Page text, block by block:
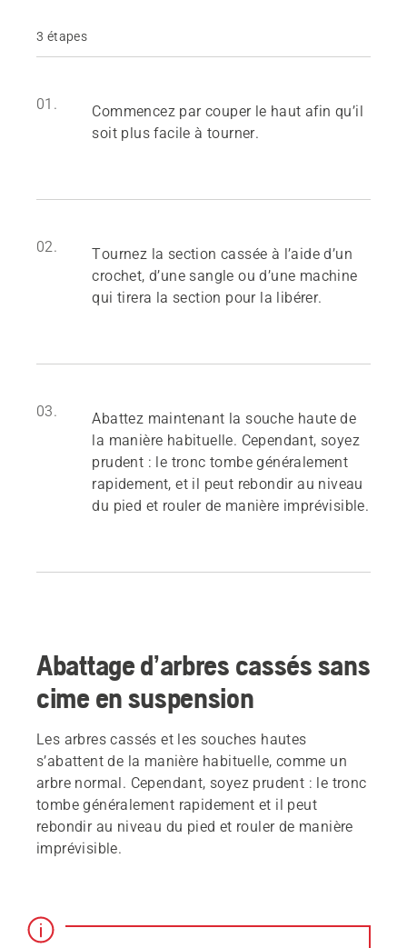
3 étapes
01.
Commencez par couper le haut afin qu’il
soit plus facile à tourner.
02.
Tournez la section cassée à l’aide d’un
crochet, d’une sangle ou d’une machine
qui tirera la section pour la libérer.
03.
Abattez maintenant la souche haute de
la manière habituelle. Cependant, soyez
prudent : le tronc tombe généralement
rapidement, et il peut rebondir au niveau
du pied et rouler de manière imprévisible.
Abattage d’arbres cassés sans
cime en suspension
Les arbres cassés et les souches hautes
s’abattent de la manière habituelle, comme un
arbre normal. Cependant, soyez prudent : le tronc
tombe généralement rapidement et il peut
rebondir au niveau du pied et rouler de manière
imprévisible.